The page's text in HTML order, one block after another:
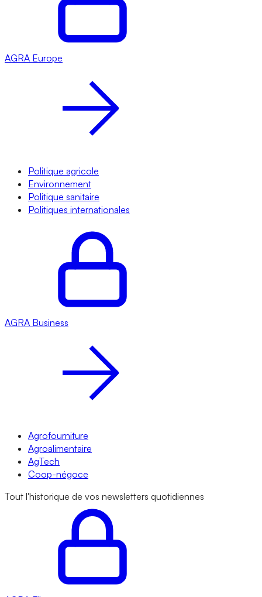
AGRA Europe
Politique agricole
Environnement
Politique sanitaire
Politiques internationales
AGRA Business
Agrofourniture
Agroalimentaire
AgTech
Coop-négoce
Tout l'historique de vos newsletters quotidiennes